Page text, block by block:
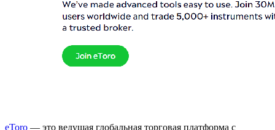
eToro — это ведущая глобальная торговая платформа с